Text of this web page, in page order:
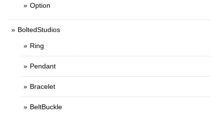
Option
BoltedStudios
Ring
Pendant
Bracelet
BeltBuckle